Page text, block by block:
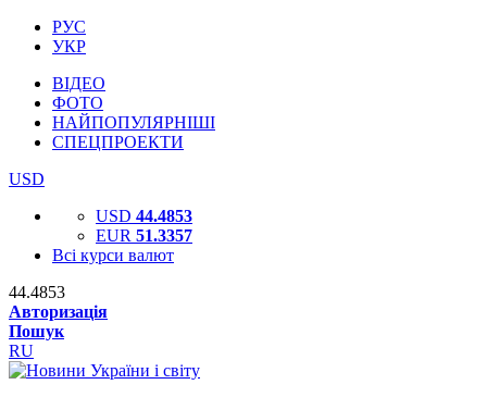
РУС
УКР
ВІДЕО
ФОТО
НАЙПОПУЛЯРНІШІ
СПЕЦПРОЕКТИ
USD
USD 44.4853
EUR 51.3357
Всі курси валют
44.4853
Авторизація
Пошук
RU